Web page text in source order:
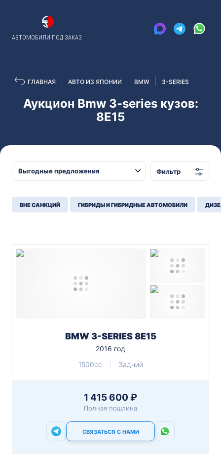
АВТОМОБИЛИ ПОД ЗАКАЗ
ГЛАВНАЯ АВТО ИЗ ЯПОНИИ BMW 3-SERIES
Аукцион Bmw 3-series кузов:
8E15
Фильтр
ВНЕ САНКЦИЙ ГИБРИДЫ И ГИБРИДНЫЕ АВТОМОБИЛИ
BMW 3-SERIES 8E15
2016 год
1500cc
Задний
1 415 600 ₽
Полная пошлина
СВЯЗАТЬСЯ С НАМИ